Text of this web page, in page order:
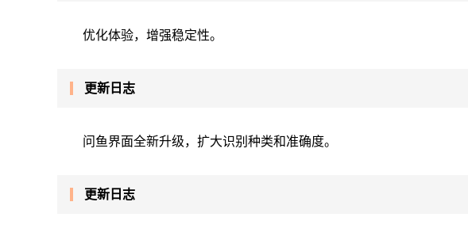
优化体验，增强稳定性。
更新日志
问鱼界面全新升级，扩大识别种类和准确度。
更新日志